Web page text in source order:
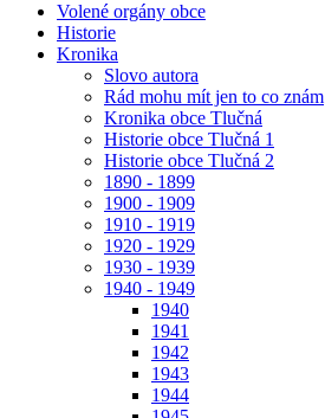
Volené orgány obce
Historie
Kronika
Slovo autora
Rád mohu mít jen to co znám
Kronika obce Tlučná
Historie obce Tlučná 1
Historie obce Tlučná 2
1890 - 1899
1900 - 1909
1910 - 1919
1920 - 1929
1930 - 1939
1940 - 1949
1940
1941
1942
1943
1944